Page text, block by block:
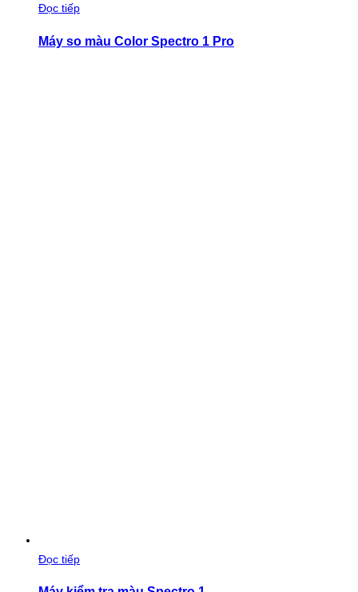
Đọc tiếp
Máy so màu Color Spectro 1 Pro
Đọc tiếp